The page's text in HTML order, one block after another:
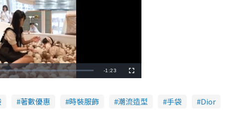
R
-1:23
u
c
r
著數優惠 時裝服飾 潮流造型 手袋 Dior